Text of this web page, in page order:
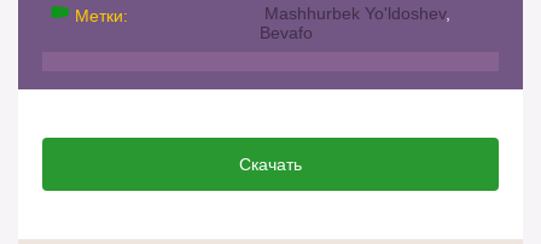
Метки: Mashhurbek Yo'ldoshev,
Bevafo
Скачать